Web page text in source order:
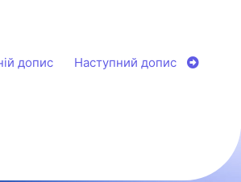
допис Наступний допис